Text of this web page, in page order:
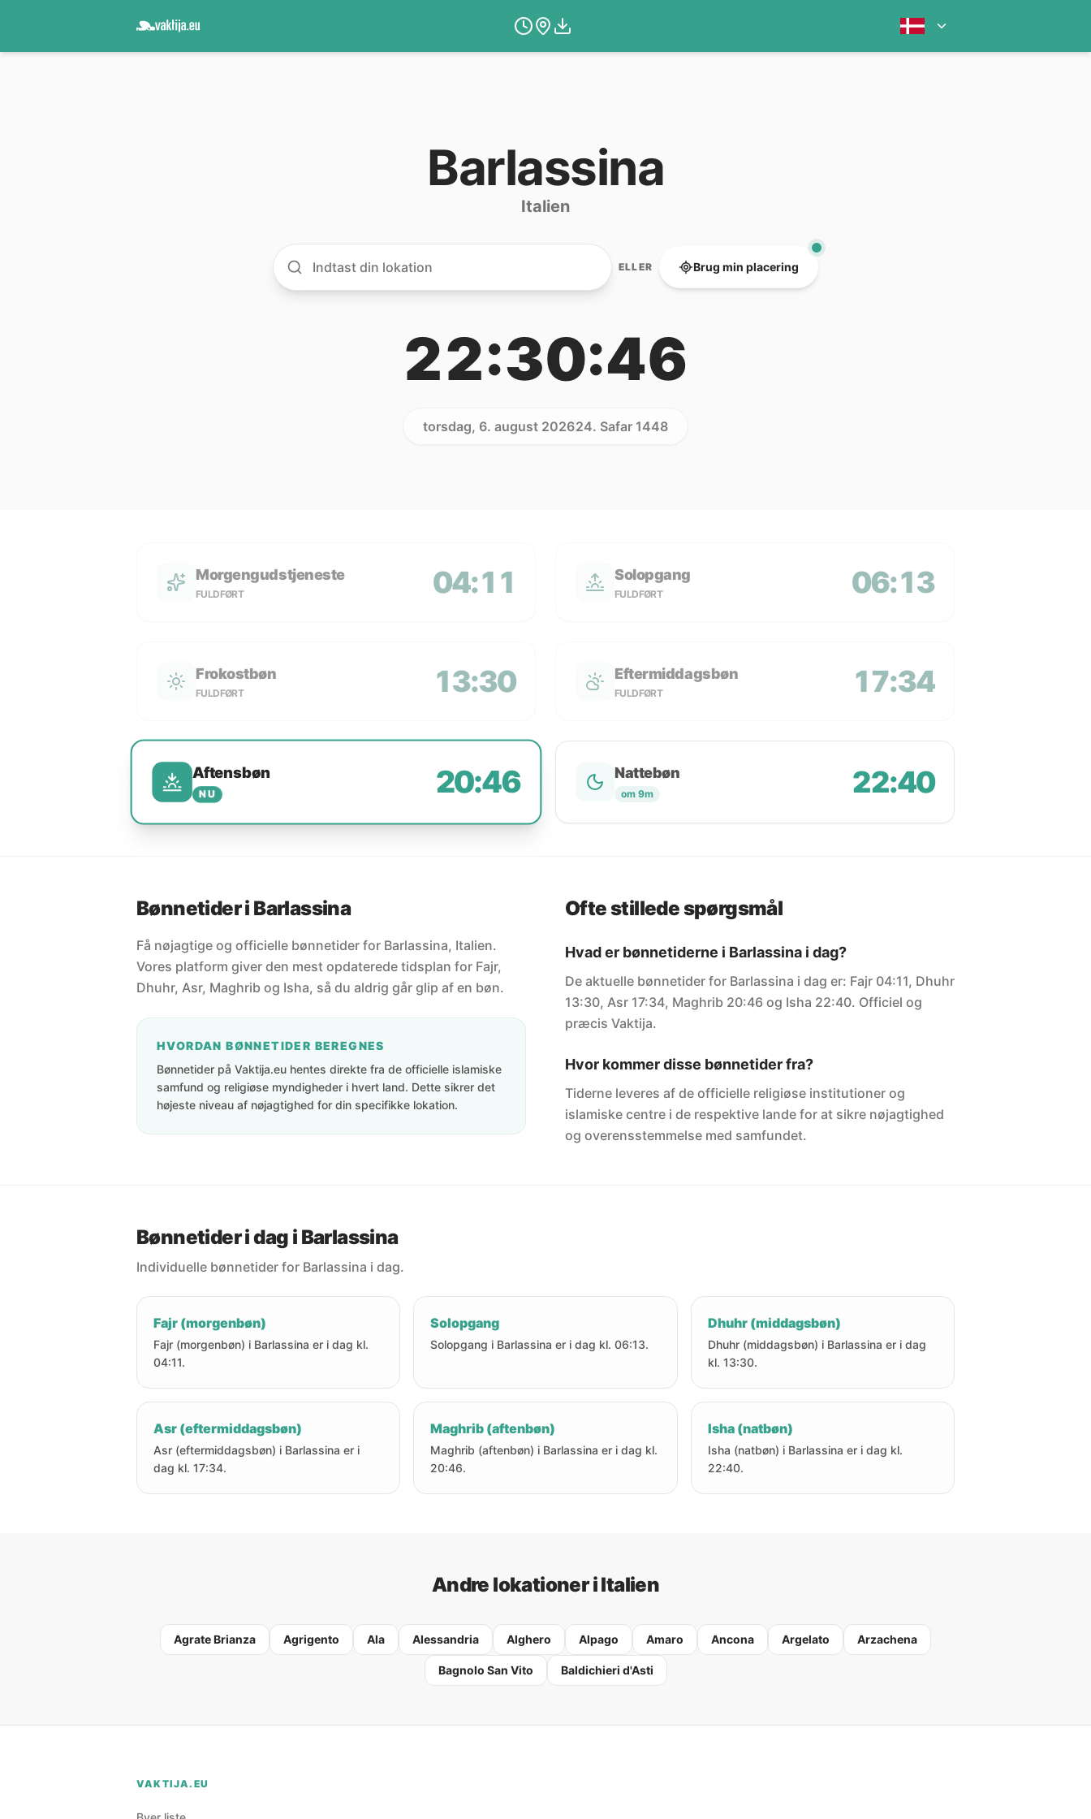
Barlassina
Italien
ELLER Brug min placering
22:30:46
torsdag, 6. august 202624. Safar 1448
Morgengudstjeneste
FULDFØRT 04:11 Solopgang
FULDFØRT 06:13
Frokostbøn
FULDFØRT 13:30 Eftermiddagsbøn
FULDFØRT 17:34
Aftensbøn
NU 20:46 Nattebøn
om 9m 22:40
Bønnetider i Barlassina
Få nøjagtige og officielle bønnetider for Barlassina, Italien.
Vores platform giver den mest opdaterede tidsplan for Fajr,
Dhuhr, Asr, Maghrib og Isha, så du aldrig går glip af en bøn.
HVORDAN BØNNETIDER BEREGNES
Bønnetider på Vaktija.eu hentes direkte fra de officielle islamiske
samfund og religiøse myndigheder i hvert land. Dette sikrer det
højeste niveau af nøjagtighed for din specifikke lokation.
Ofte stillede spørgsmål
Hvad er bønnetiderne i Barlassina i dag?
De aktuelle bønnetider for Barlassina i dag er: Fajr 04:11, Dhuhr
13:30, Asr 17:34, Maghrib 20:46 og Isha 22:40. Officiel og
præcis Vaktija.
Hvor kommer disse bønnetider fra?
Tiderne leveres af de officielle religiøse institutioner og
islamiske centre i de respektive lande for at sikre nøjagtighed
og overensstemmelse med samfundet.
Bønnetider i dag i Barlassina
Individuelle bønnetider for Barlassina i dag.
Fajr (morgenbøn)
Fajr (morgenbøn) i Barlassina er i dag kl.
04:11.
Solopgang
Solopgang i Barlassina er i dag kl. 06:13.
Dhuhr (middagsbøn)
Dhuhr (middagsbøn) i Barlassina er i dag
kl. 13:30.
Asr (eftermiddagsbøn)
Asr (eftermiddagsbøn) i Barlassina er i
dag kl. 17:34.
Maghrib (aftenbøn)
Maghrib (aftenbøn) i Barlassina er i dag kl.
20:46.
Isha (natbøn)
Isha (natbøn) i Barlassina er i dag kl.
22:40.
Andre lokationer i Italien
Agrate Brianza Agrigento Ala Alessandria Alghero Alpago Amaro Ancona Argelato Arzachena
Bagnolo San Vito Baldichieri d'Asti
VAKTIJA.EU